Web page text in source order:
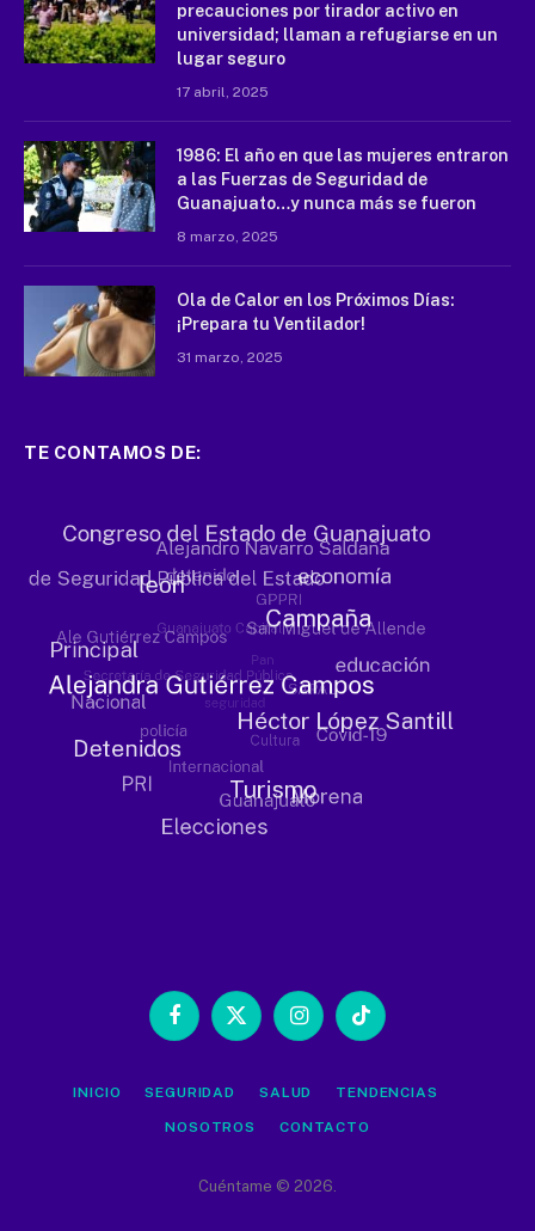
precauciones por tirador activo en
universidad; llaman a refugiarse en un
lugar seguro
17 abril, 2025
1986: El año en que las mujeres entraron
a las Fuerzas de Seguridad de
Guanajuato…y nunca más se fueron
8 marzo, 2025
Ola de Calor en los Próximos Días:
¡Prepara tu Ventilador!
31 marzo, 2025
TE CONTAMOS DE:
Facebook
X
InstagramTikTok
INICIO SEGURIDAD SALUD TENDENCIAS
NOSOTROS CONTACTO
Cuéntame © 2026.